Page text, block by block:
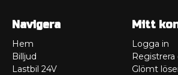
Navigera
Hem
Billjud
Lastbil 24V
Mitt
Logga in
Registrera
Glömt